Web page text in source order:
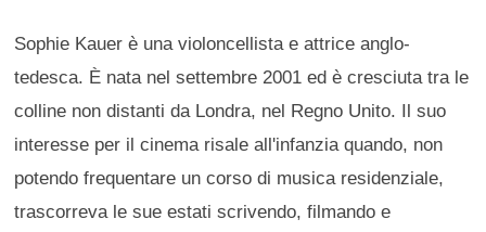
Sophie Kauer è una violoncellista e attrice anglo-
tedesca. È nata nel settembre 2001 ed è cresciuta tra le
colline non distanti da Londra, nel Regno Unito. Il suo
interesse per il cinema risale all'infanzia quando, non
potendo frequentare un corso di musica residenziale,
trascorreva le sue estati scrivendo, filmando e